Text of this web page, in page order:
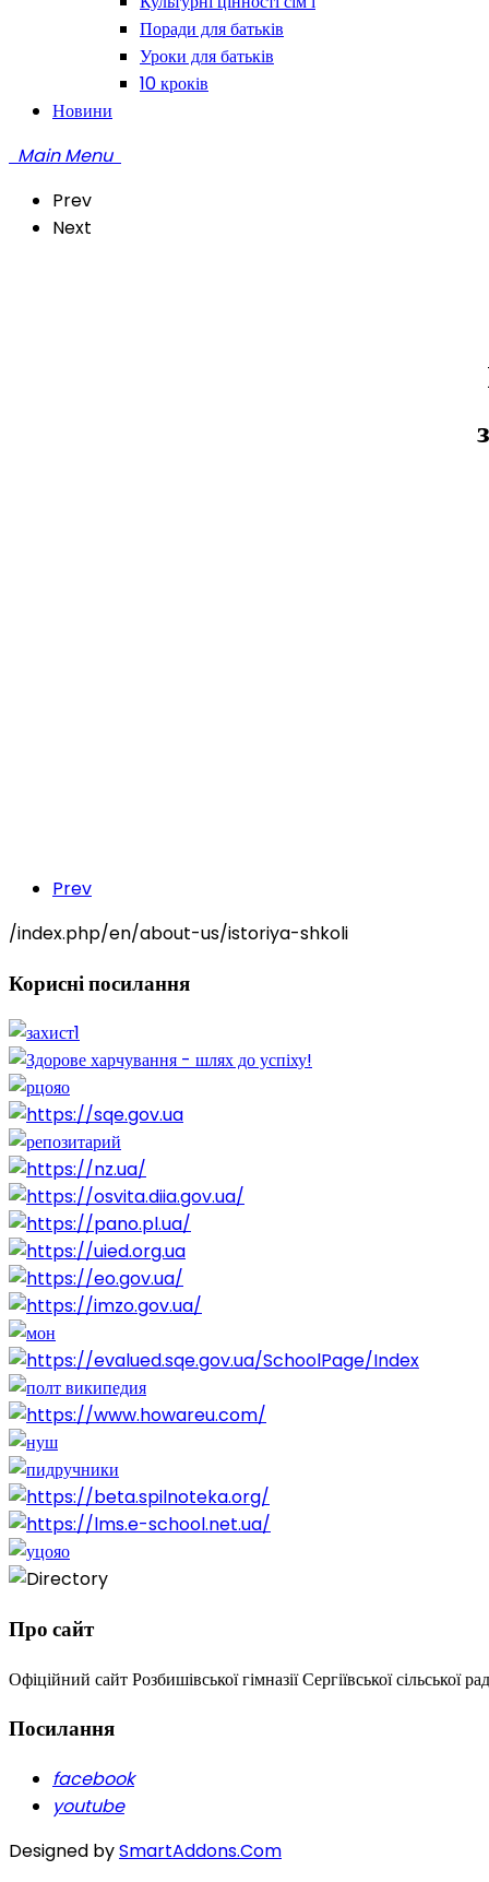
Поради для батьків
Уроки для батьків
10 кроків
Новини
Main Menu
Prev
Next
Prev
/index.php/en/about-us/istoriya-shkoli
Корисніпосилання
Про сайт
Офіційний сайт Розбишівської гімназії Сергіївської сільської
Посилання
facebook
youtube
Designed bySmartAddons.Com